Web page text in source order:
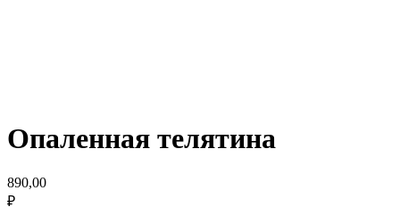
Опаленная телятина
890,00
₽